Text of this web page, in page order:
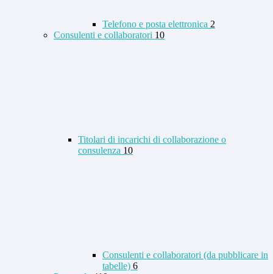
Telefono e posta elettronica 2
Consulenti e collaboratori 10
Titolari di incarichi di collaborazione o
consulenza 10
Consulenti e collaboratori (da pubblicare in
tabelle) 6